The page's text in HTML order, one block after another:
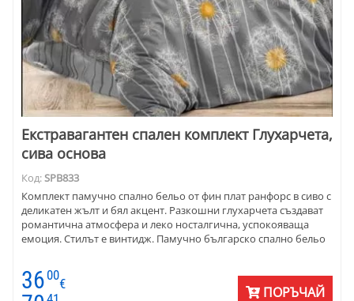
Екстравагантен спален комплект Глухарчета,
сива основа
Код:SPB833
Комплект памучно спално бельо от фин плат ранфорс в сиво с
деликатен жълт и бял акцент. Разкошни глухарчета създават
романтична атмосфера и леко носталгична, успокояваща
емоция. Стилът е винтидж. Памучно българско спално бельо
36 00
€ ПОРЪЧАЙ